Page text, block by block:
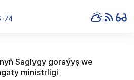
74
Saglygy goraýyş we
ministrligi